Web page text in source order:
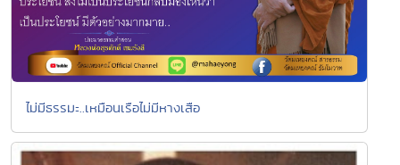
ไม่มีธรรมะ..เหมือนเรือไม่มีหางเสือ